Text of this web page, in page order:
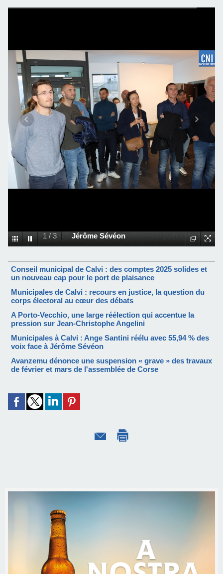
1 /3 Jérôme Sévéon
Conseil municipal de Calvi : des comptes 2025 solides et
un nouveau cap pour le port de plaisance
Municipales de Calvi : recours en justice, la question du
corps électoral au cœur des débats
A Porto-Vecchio, une large réélection qui accentue la
pression sur Jean-Christophe Angelini
Municipales à Calvi : Ange Santini réélu avec 55,94 % des
voix face à Jérôme Sévéon
Avanzemu dénonce une suspension « grave » des travaux
de février et mars de l'assemblée de Corse